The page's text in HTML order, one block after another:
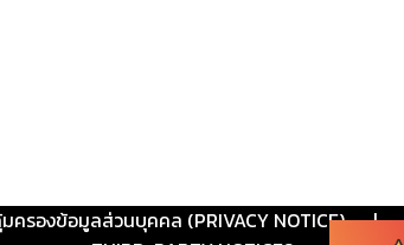
ครองข้อมูลส่วนบุคคล (PRIVACY NOTICE) |